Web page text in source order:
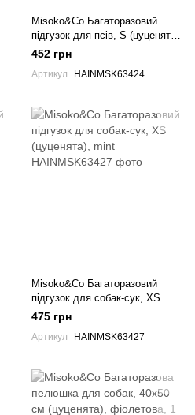
Misoko&Co Багаторазовий
підгузок для псів, S (цуценята),
mint
452 грн
Артикул HAINMSK63424
Misoko&Co Багаторазовий
підгузок для собак-сук, XS
(цуценята), mint
475 грн
Артикул HAINMSK63427